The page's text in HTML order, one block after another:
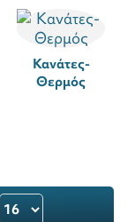
Κανάτες-
Θερμός